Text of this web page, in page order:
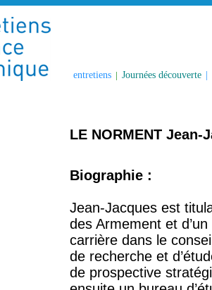
entretiens | Journées découverte
LE NORMENT Jean-
Biographie :
Jean-Jacques est
des Armement et
carrière dans le
de recherche et
de prospective